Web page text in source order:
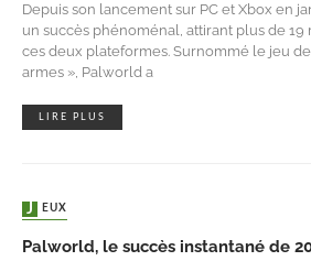
Depuis son lancement sur PC et Xbox en
un succès phénoménal, attirant plus de
ces deux plateformes. Surnommé le jeu
armes », Palworld a
LIRE PLUS
JEUX
Palworld, le succès instantané de